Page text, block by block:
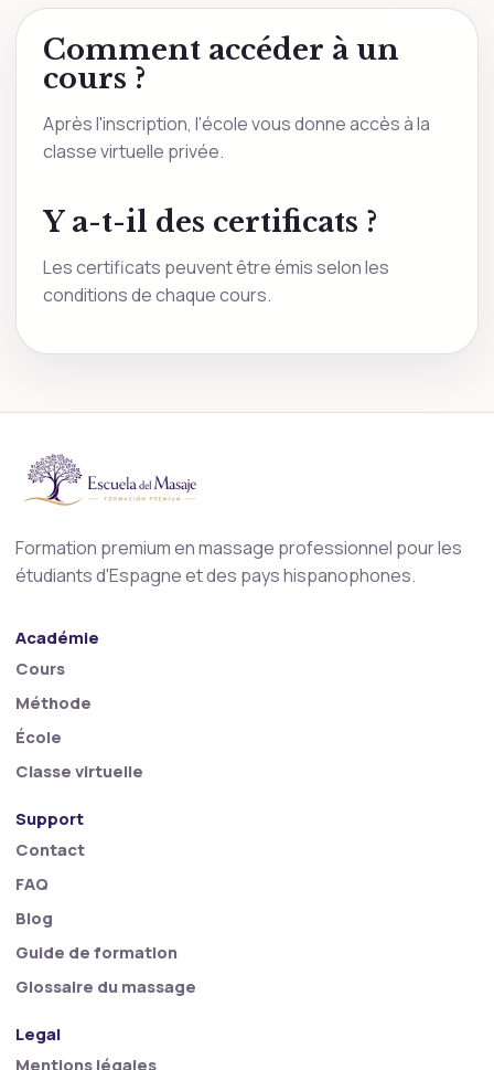
Comment accéder à un
cours ?
Après l'inscription, l'école vous donne accès à la
classe virtuelle privée.
Y a-t-il des certificats ?
Les certificats peuvent être émis selon les
conditions de chaque cours.
Formation premium en massage professionnel pour les
étudiants d'Espagne et des pays hispanophones.
Académie
Cours
Méthode
École
Classe virtuelle
Support
Contact
FAQ
Blog
Guide de formation
Glossaire du massage
Legal
Mentions légales